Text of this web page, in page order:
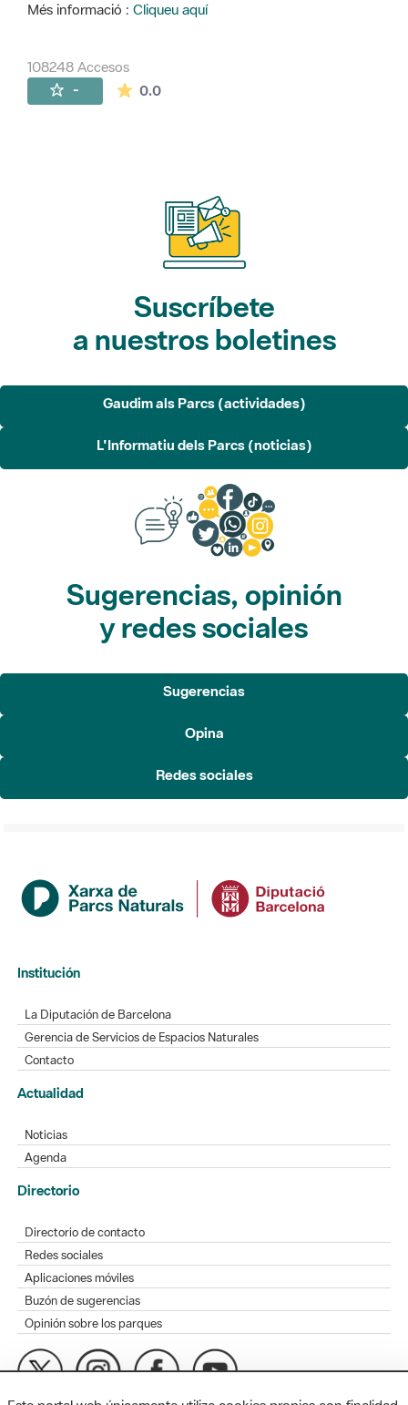
Més informació : Cliqueu aquí
108248 Accesos
- 0.0La valoración media es de 0 estrellas de
Suscríbete
a nuestros boletines
Gaudim als Parcs (actividades)
L'Informatiu dels Parcs (noticias)
Sugerencias, opinión
y redes sociales
Sugerencias
Opina
Redes sociales
Institución
La Diputación de Barcelona
Gerencia de Servicios de Espacios Naturales
Contacto
Actualidad
Noticias
Agenda
Directorio
Directorio de contacto
Redes sociales
Aplicaciones móviles
Buzón de sugerencias
Opinión sobre los parques